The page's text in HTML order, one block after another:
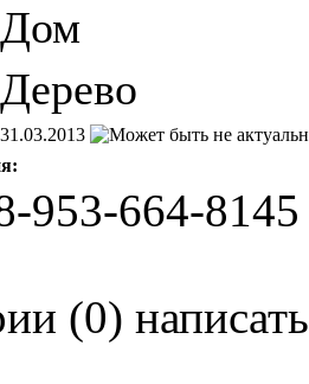
Дом
Дерево
31.03.2013
953-664-8145
(0) написать